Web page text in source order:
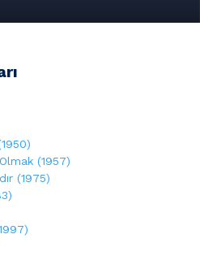
(1957)
(1975)